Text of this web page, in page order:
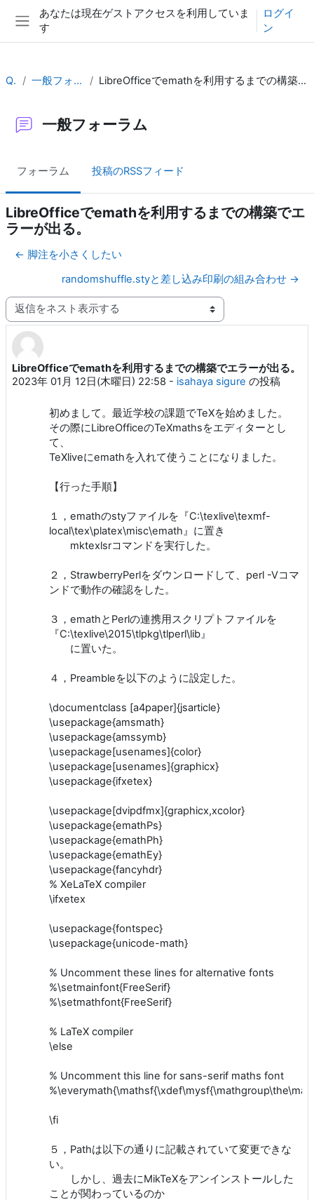
メインコンテンツへスキップする
サイドパネル
あなたは現在ゲストアクセスを利用していま
す
ログイ
ン
QA 一般フォーラム LibreOfficeでemathを利用するまでの構築でエラーが出る。
一般フォーラム
フォーラム 投稿のRSSフィード
LibreOfficeでemathを利用するまでの構築でエ
ラーが出る。
← 脚注を小さくしたい
randomshuffle.styと差し込み印刷の組み合わせ →
表示モード
LibreOfficeでemathを利用するまでの構築でエラーが出る。
2023年 01月 12日(木曜日) 22:58 - isahaya sigure の投稿
返信数: 41
初めまして。最近学校の課題でTeXを始めました。
その際にLibreOfficeのTeXmathsをエディターとし
て、
TeXliveにemathを入れて使うことになりました。
【行った手順】
１，emathのstyファイルを『C:\texlive\texmf-
local\tex\platex\misc\emath』に置き
mktexlsrコマンドを実行した。
２，StrawberryPerlをダウンロードして、perl -Vコマ
ンドで動作の確認をした。
３，emathとPerlの連携用スクリプトファイルを
『C:\texlive\2015\tlpkg\tlperl\lib』
に置いた。
４，Preambleを以下のように設定した。
\documentclass [a4paper]{jsarticle}
\usepackage{amsmath}
\usepackage{amssymb}
\usepackage[usenames]{color}
\usepackage[usenames]{graphicx}
\usepackage{ifxetex}
\usepackage[dvipdfmx]{graphicx,xcolor}
\usepackage{emathPs}
\usepackage{emathPh}
\usepackage{emathEy}
\usepackage{fancyhdr}
% XeLaTeX compiler
\ifxetex
\usepackage{fontspec}
\usepackage{unicode-math}
% Uncomment these lines for alternative fonts
%\setmainfont{FreeSerif}
%\setmathfont{FreeSerif}
% LaTeX compiler
\else
% Uncomment this line for sans-serif maths font
\fi
５，Pathは以下の通りに記載されていて変更できな
い。
しかし、過去にMikTeXをアンインストールした
ことが関わっているのか